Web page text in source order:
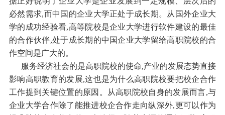
必然需求,而中国的企业大学正处于成长期。从国外企业大
学的成功经验看,高等院校是企业大学进行软件建设的最佳
的合作伙伴,处于成长期的中国企业大学留给高职院校的合
作空间是广大的。
服务经济社会的是高职院校的使命,产业的发展态势直接
影响高职教育的发展,这也是为什么高职院校要把校企合作
工作提到关键位置的原因。从高职院校自身的发展而言,与
企业大学合作除了能推进校企合作走向纵深外,更可以作为